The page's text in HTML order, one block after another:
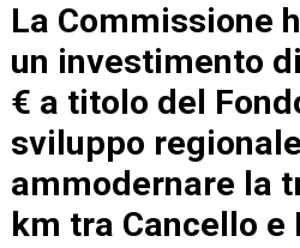
La Commissione
un investimento
€ a titolo del
sviluppo
ammodernare la
km tra Cancello e